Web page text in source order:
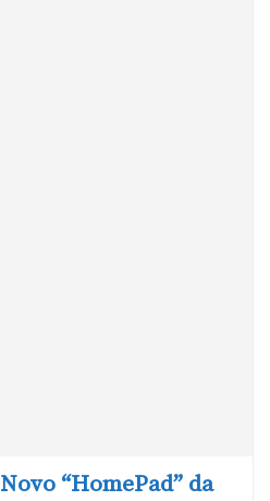
Novo “HomePad” da